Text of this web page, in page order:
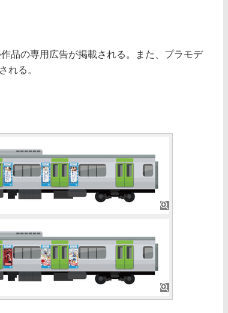
品の専用広告が掲載される。また、プラモデ
れる。